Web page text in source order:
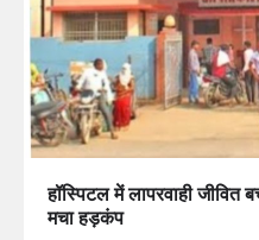
हॉस्पिटल में लापरवाही जीवित
मचा हड़कंप